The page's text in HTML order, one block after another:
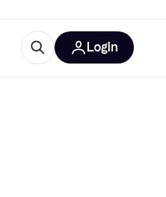
Login